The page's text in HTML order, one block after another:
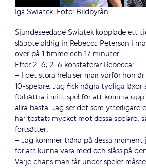
Iga Swiatek. Foto: Bildbyrån
Sjundeseedade Swiatek kopplade ett
släppte aldrig in Rebecca Peterson i
över på 1 timme och 17 minuter.
Efter 2-6, 2-6 konstaterar Rebecca:
– I det stora hela ser man varför hon
10-spelare. Jag fick några tydliga läxor
förbättra i mitt spel för att komma upp
allra bästa. Jag ser det som ytterligare
har testats mycket mot dessa spelare,
fortsätter:
– Jag kommer träna på dessa moment
för att kunna vara med och slåss på
Varje chans man får under spelet